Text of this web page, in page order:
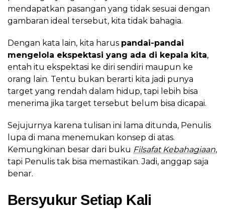
mendapatkan pasangan yang tidak sesuai dengan
gambaran ideal tersebut, kita tidak bahagia.
Dengan kata lain, kita harus pandai-pandai
mengelola ekspektasi yang ada di kepala kita,
entah itu ekspektasi ke diri sendiri maupun ke
orang lain. Tentu bukan berarti kita jadi punya
target yang rendah dalam hidup, tapi lebih bisa
menerima jika target tersebut belum bisa dicapai.
Sejujurnya karena tulisan ini lama ditunda, Penulis
lupa di mana menemukan konsep di atas.
Kemungkinan besar dari buku Filsafat Kebahagiaan,
tapi Penulis tak bisa memastikan. Jadi, anggap saja
benar.
Bersyukur Setiap Kali